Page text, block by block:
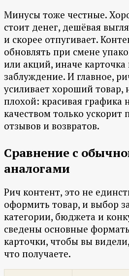
Минусы тоже честные.
стоит денег, дешёвая
и скорее отпугивает.
обновлять при смене
или акций, иначе карточка
заблуждение. И главное,
усиливает хороший товар,
плохой: красивая графика
качеством только ускорит
отзывов и возвратов.
Сравнение с
аналогами
Рич контент, это не
оформить товар, и выбор
категории, бюджета и
сведены основные
карточки, чтобы вы
что получаете.